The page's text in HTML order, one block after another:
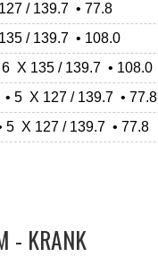
/ 139.7 • 77.8
/ 139.7 • 108.0
X 135 / 139.7 • 108.0
5 X 127 / 139.7 • 77.8
5 X 127 / 139.7 • 77.8
- KRANK